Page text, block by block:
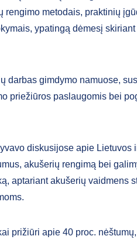
rengimo metodais, praktinių
ypatingą dėmesį
darbas gimdymo namuose,
priežiūros paslaugomis bei
diskusijose apie Lietuvos
akušerių rengimą bei
aptariant akušerių vaidmens
prižiūri apie 40 proc.